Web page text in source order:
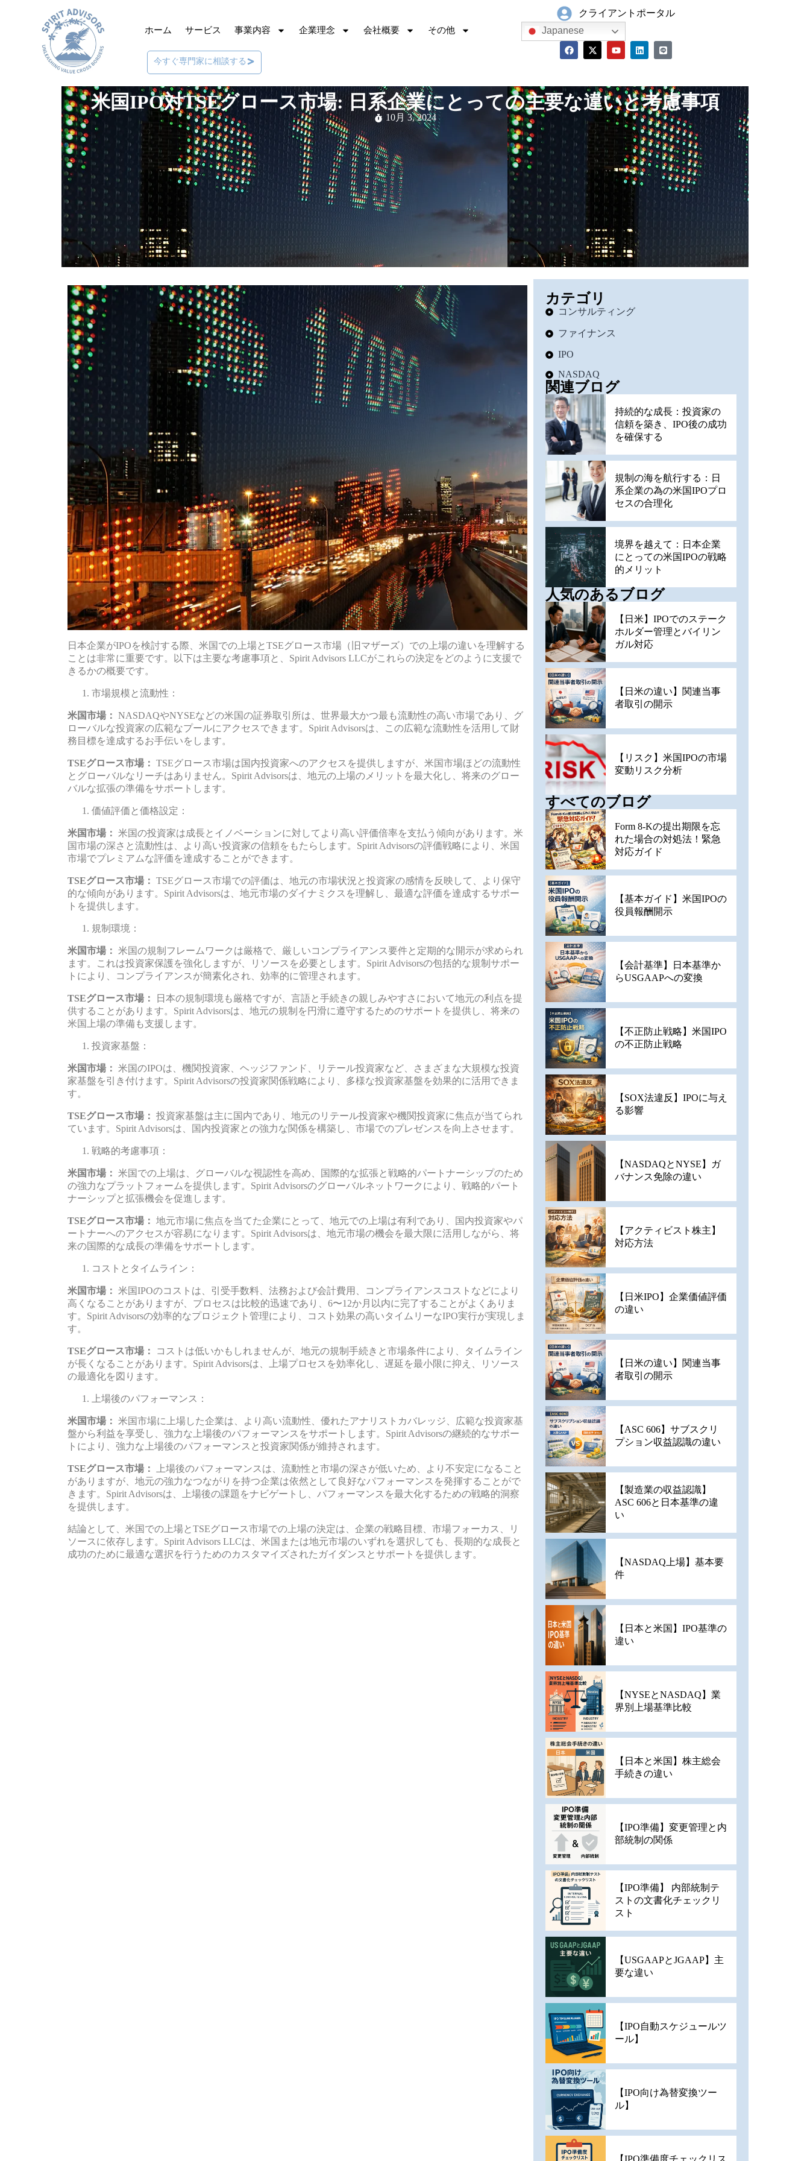
ホーム サービス 事業内容 企業理念 会社概要 その他
今すぐ専門家に相談する
クライアントポータル
Japanese
米国IPO対TSEグロース市場: 日系企業にとっての主要な違いと考慮事項
10月 3, 2024
日本企業がIPOを検討する際、米国での上場とTSEグロース市場（旧マザーズ）での上場の違いを理解する
ことは非常に重要です。以下は主要な考慮事項と、Spirit Advisors LLCがこれらの決定をどのように支援で
きるかの概要です。
市場規模と流動性：
米国市場： NASDAQやNYSEなどの米国の証券取引所は、世界最大かつ最も流動性の高い市場であり、グ
ローバルな投資家の広範なプールにアクセスできます。Spirit Advisorsは、この広範な流動性を活用して財
務目標を達成するお手伝いをします。
TSEグロース市場： TSEグロース市場は国内投資家へのアクセスを提供しますが、米国市場ほどの流動性
とグローバルなリーチはありません。Spirit Advisorsは、地元の上場のメリットを最大化し、将来のグロー
バルな拡張の準備をサポートします。
価値評価と価格設定：
米国市場： 米国の投資家は成長とイノベーションに対してより高い評価倍率を支払う傾向があります。米
国市場の深さと流動性は、より高い投資家の信頼をもたらします。Spirit Advisorsの評価戦略により、米国
市場でプレミアムな評価を達成することができます。
TSEグロース市場： TSEグロース市場での評価は、地元の市場状況と投資家の感情を反映して、より保守
的な傾向があります。Spirit Advisorsは、地元市場のダイナミクスを理解し、最適な評価を達成するサポー
トを提供します。
規制環境：
米国市場： 米国の規制フレームワークは厳格で、厳しいコンプライアンス要件と定期的な開示が求められ
ます。これは投資家保護を強化しますが、リソースを必要とします。Spirit Advisorsの包括的な規制サポー
トにより、コンプライアンスが簡素化され、効率的に管理されます。
TSEグロース市場：
日本の規制環境も厳格ですが、言語と手続きの親しみやすさにおいて地元の利点を提
供することがあります。Spirit Advisorsは、地元の規制を円滑に遵守するためのサポートを提供し、将来の
米国上場の準備も支援します。
投資家基盤：
米国市場： 米国のIPOは、機関投資家、ヘッジファンド、リテール投資家など、さまざまな大規模な投資
家基盤を引き付けます。Spirit Advisorsの投資家関係戦略により、多様な投資家基盤を効果的に活用できま
す。
TSEグロース市場： 投資家基盤は主に国内であり、地元のリテール投資家や機関投資家に焦点が当てられ
ています。Spirit Advisorsは、国内投資家との強力な関係を構築し、市場でのプレゼンスを向上させます。
戦略的考慮事項：
米国市場： 米国での上場は、グローバルな視認性を高め、国際的な拡張と戦略的パートナーシップのため
の強力なプラットフォームを提供します。Spirit Advisorsのグローバルネットワークにより、戦略的パート
ナーシップと拡張機会を促進します。
TSEグロース市場： 地元市場に焦点を当てた企業にとって、地元での上場は有利であり、国内投資家やパ
ートナーへのアクセスが容易になります。Spirit Advisorsは、地元市場の機会を最大限に活用しながら、将
来の国際的な成長の準備をサポートします。
コストとタイムライン：
米国市場： 米国IPOのコストは、引受手数料、法務および会計費用、コンプライアンスコストなどにより
高くなることがありますが、プロセスは比較的迅速であり、6〜12か月以内に完了することがよくありま
す。Spirit Advisorsの効率的なプロジェクト管理により、コスト効果の高いタイムリーなIPO実行が実現しま
す。
TSEグロース市場：
コストは低いかもしれませんが、地元の規制手続きと市場条件により、タイムライン
が長くなることがあります。Spirit Advisorsは、上場プロセスを効率化し、遅延を最小限に抑え、リソース
の最適化を図ります。
上場後のパフォーマンス：
米国市場： 米国市場に上場した企業は、より高い流動性、優れたアナリストカバレッジ、広範な投資家基
盤から利益を享受し、強力な上場後のパフォーマンスをサポートします。Spirit Advisorsの継続的なサポー
トにより、強力な上場後のパフォーマンスと投資家関係が維持されます。
TSEグロース市場：
上場後のパフォーマンスは、流動性と市場の深さが低いため、より不安定になること
がありますが、地元の強力なつながりを持つ企業は依然として良好なパフォーマンスを発揮することがで
きます。Spirit Advisorsは、上場後の課題をナビゲートし、パフォーマンスを最大化するための戦略的洞察
を提供します。
結論として、米国での上場とTSEグロース市場での上場の決定は、企業の戦略目標、市場フォーカス、リ
ソースに依存します。Spirit Advisors LLCは、米国または地元市場のいずれを選択しても、長期的な成長と
成功のために最適な選択を行うためのカスタマイズされたガイダンスとサポートを提供します。
カテゴリ
コンサルティング
ファイナンス
IPO
NASDAQ
関連ブログ
持続的な成長：投資家の
信頼を築き、IPO後の成功
を確保する
規制の海を航行する：日
系企業の為の米国IPOプロ
セスの合理化
境界を越えて：日本企業
にとっての米国IPOの戦略
的メリット
人気のあるブログ
【日米】IPOでのステーク
ホルダー管理とバイリン
ガル対応
【日米の違い】関連当事
者取引の開示
【リスク】米国IPOの市場
変動リスク分析
すべてのブログ
Form 8-Kの提出期限を忘
れた場合の対処法！緊急
対応ガイド
【基本ガイド】米国IPOの
役員報酬開示
【会計基準】日本基準か
らUSGAAPへの変換
【不正防止戦略】米国IPO
の不正防止戦略
【SOX法違反】IPOに与え
る影響
【NASDAQとNYSE】ガ
バナンス免除の違い
【アクティビスト株主】
対応方法
【日米IPO】企業価値評価
の違い
【日米の違い】関連当事
者取引の開示
【ASC 606】サブスクリ
プション収益認識の違い
【製造業の収益認識】
ASC 606と日本基準の違
い
【NASDAQ上場】基本要
件
【日本と米国】IPO基準の
違い
【NYSEとNASDAQ】業
界別上場基準比較
【日本と米国】株主総会
手続きの違い
【IPO準備】変更管理と内
部統制の関係
【IPO準備】 内部統制テ
ストの文書化チェックリ
スト
【USGAAPとJGAAP】主
要な違い
【IPO自動スケジュールツ
ール】
【IPO向け為替変換ツー
ル】
【IPO準備度チェックリス